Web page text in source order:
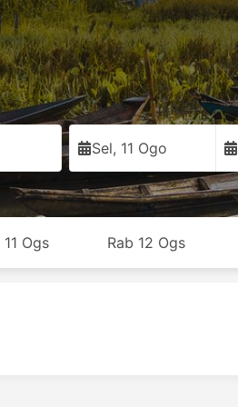
Sel, 11 Ogo
11 Ogs Rab 12 Ogs